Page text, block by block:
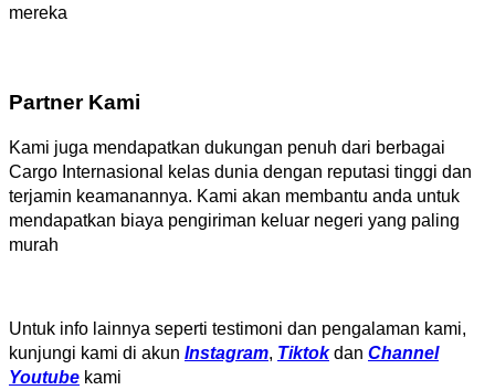
mereka
Partner Kami
Kami juga mendapatkan dukungan penuh dari berbagai
Cargo Internasional kelas dunia dengan reputasi tinggi dan
terjamin keamanannya. Kami akan membantu anda untuk
mendapatkan biaya pengiriman keluar negeri yang paling
murah
Untuk info lainnya seperti testimoni dan pengalaman kami,
kunjungi kami di akun Instagram, Tiktokdan Channel
Youtube kami